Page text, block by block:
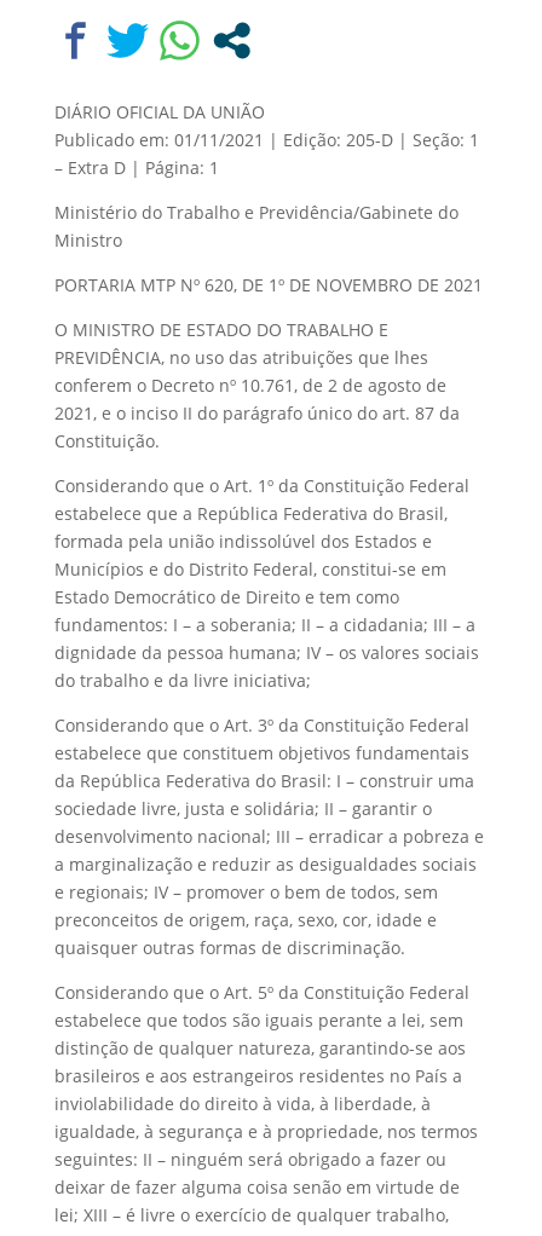
DIÁRIO OFICIAL DA UNIÃO
Publicado em: 01/11/2021 | Edição: 205-D | Seção: 1
– Extra D | Página: 1
Ministério do Trabalho e Previdência/Gabinete do
Ministro
PORTARIA MTP Nº 620, DE 1º DE NOVEMBRO DE 2021
O MINISTRO DE ESTADO DO TRABALHO E
PREVIDÊNCIA, no uso das atribuições que lhes
conferem o Decreto nº 10.761, de 2 de agosto de
2021, e o inciso II do parágrafo único do art. 87 da
Constituição.
Considerando que o Art. 1º da Constituição Federal
estabelece que a República Federativa do Brasil,
formada pela união indissolúvel dos Estados e
Municípios e do Distrito Federal, constitui-se em
Estado Democrático de Direito e tem como
fundamentos: I – a soberania; II – a cidadania; III – a
dignidade da pessoa humana; IV – os valores sociais
do trabalho e da livre iniciativa;
Considerando que o Art. 3º da Constituição Federal
estabelece que constituem objetivos fundamentais
da República Federativa do Brasil: I – construir uma
sociedade livre, justa e solidária; II – garantir o
desenvolvimento nacional; III – erradicar a pobreza e
a marginalização e reduzir as desigualdades sociais
e regionais; IV – promover o bem de todos, sem
preconceitos de origem, raça, sexo, cor, idade e
quaisquer outras formas de discriminação.
Considerando que o Art. 5º da Constituição Federal
estabelece que todos são iguais perante a lei, sem
distinção de qualquer natureza, garantindo-se aos
brasileiros e aos estrangeiros residentes no País a
inviolabilidade do direito à vida, à liberdade, à
igualdade, à segurança e à propriedade, nos termos
seguintes: II – ninguém será obrigado a fazer ou
deixar de fazer alguma coisa senão em virtude de
lei; XIII – é livre o exercício de qualquer trabalho,